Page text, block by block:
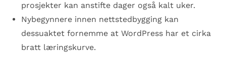
prosjekter kan anstifte dager også kalt uker.
Nybegynnere innen nettstedbygging kan
dessuaktet fornemme at WordPress har et cirka
bratt læringskurve.